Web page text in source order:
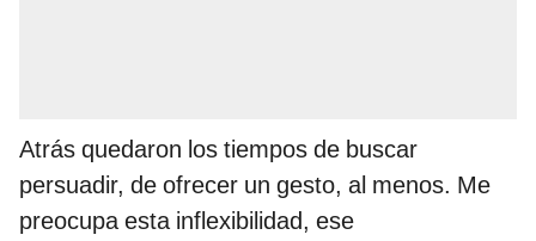
Atrás quedaron los tiempos de buscar
persuadir, de ofrecer un gesto, al menos. Me
preocupa esta inflexibilidad, ese